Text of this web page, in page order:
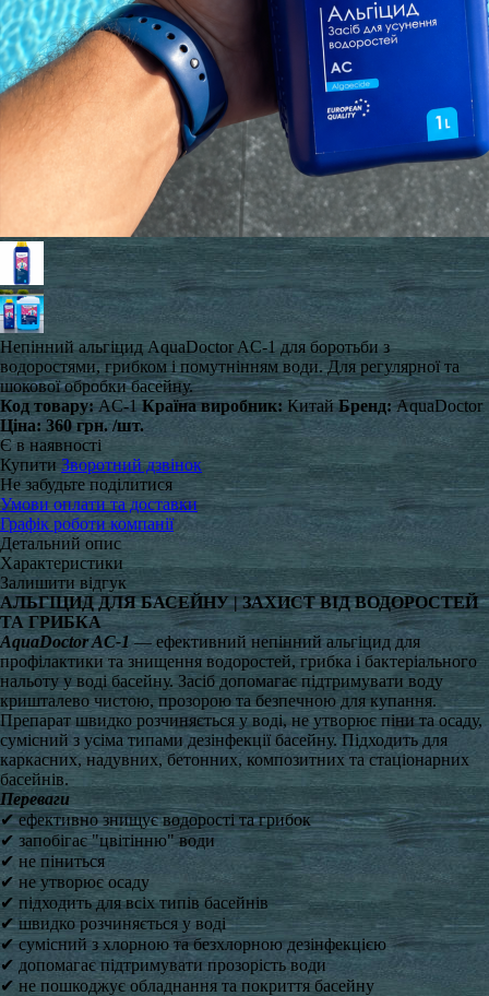
Непінний альгіцид AquaDoctor AC-1 для боротьби з
водоростями, грибком і помутнінням води. Для регулярної та
шокової обробки басейну.
Код товару: AC-1 Країна виробник: Китай Бренд: AquaDoctor
Ціна: 360 грн./шт.
Є в наявності
Купити Зворотний дзвінок
Не забудьте поділитися
Умови оплати та доставки
Графік роботи компанії
Детальний опис
Характеристики
Залишити відгук
АЛЬГІЦИД ДЛЯ БАСЕЙНУ | ЗАХИСТ ВІД ВОДОРОСТЕЙ
ТА ГРИБКА
AquaDoctor AC-1— ефективний непінний альгіцид для
профілактики та знищення водоростей, грибка і бактеріального
нальоту у воді басейну. Засіб допомагає підтримувати воду
кришталево чистою, прозорою та безпечною для купання.
Препарат швидко розчиняється у воді, не утворює піни та осаду,
сумісний з усіма типами дезінфекції басейну. Підходить для
каркасних, надувних, бетонних, композитних та стаціонарних
басейнів.
Переваги
✔ ефективно знищує водорості та грибок
✔ запобігає "цвітінню" води
✔ не піниться
✔ не утворює осаду
✔ підходить для всіх типів басейнів
✔ швидко розчиняється у воді
✔ сумісний з хлорною та безхлорною дезінфекцією
✔ допомагає підтримувати прозорість води
✔ не пошкоджує обладнання та покриття басейну